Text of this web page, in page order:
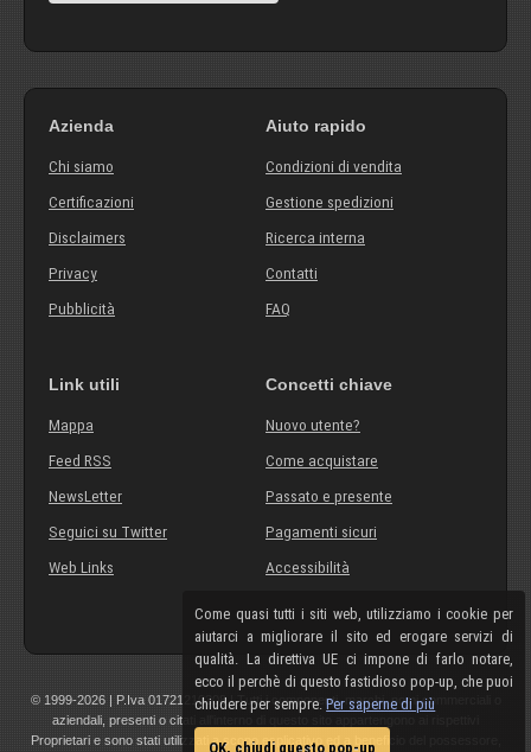
Come quasi tutti i siti web, utilizziamo i cookie per
aiutarci a migliorare il sito ed erogare servizi di
qualità. La direttiva UE ci impone di farlo notare,
ecco il perchè di questo fastidioso pop-up, che puoi
chiudere per sempre.Per saperne di più
OK, chiudi questo pop-up
Azienda
Chi siamo
Certificazioni
Disclaimers
Privacy
Pubblicità
Aiuto rapido
Condizioni di vendita
Gestione spedizioni
Ricerca interna
Contatti
FAQ
Link utili
Mappa
Feed RSS
NewsLetter
Seguici su Twitter
Web Links
Concetti chiave
Nuovo utente?
Come acquistare
Passato e presente
Pagamenti sicuri
Accessibilità
© 1999-2026 | P.Iva 01721210308 | Tutti i componenti, marchi, nomi commerciali o
aziendali, presenti o citati all'interno di questo sito appartengono ai rispettivi
Proprietari e sono stati utilizzati a scopo esplicativo ed a beneficio del possessore,